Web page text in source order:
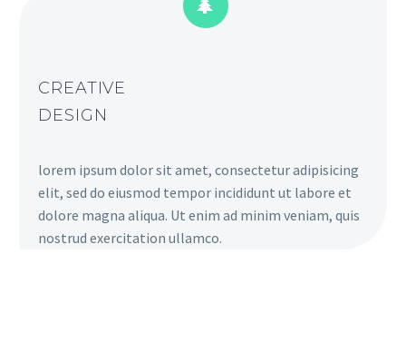


CREATIVE
DESIGN
lorem ipsum dolor sit amet, consectetur adipisicing
elit, sed do eiusmod tempor incididunt ut labore et
dolore magna aliqua. Ut enim ad minim veniam, quis
nostrud exercitation ullamco.